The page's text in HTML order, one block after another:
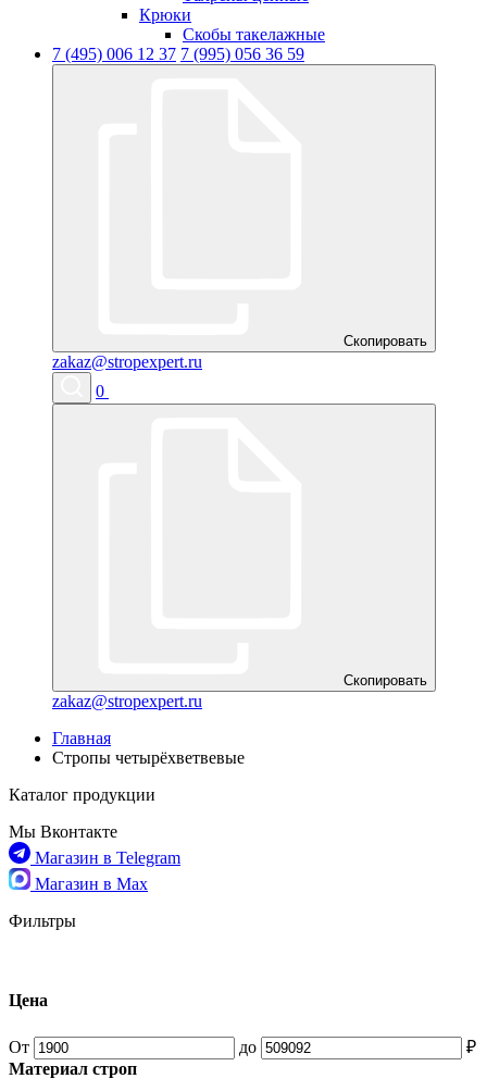
Крюки
Скобы такелажные
7 (495) 006 12 37 7 (995) 056 36 59
Скопировать
zakaz@stropexpert.ru
0
Скопировать
zakaz@stropexpert.ru
Главная
Стропы четырёхветвевые
Каталог продукции
Мы Вконтакте
Магазин в Telegram
Магазин в Max
Фильтры
Цена
От до
₽
Материал строп